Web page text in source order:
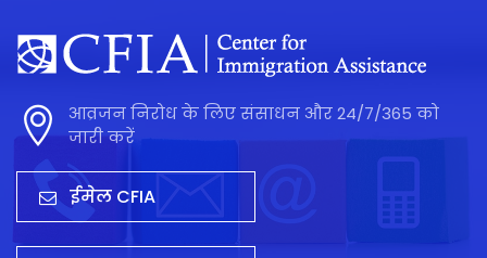
आव्रजन निरोध के लिए संसाधन और 24/7/365 को
जारी करें
ईमेल CFIA